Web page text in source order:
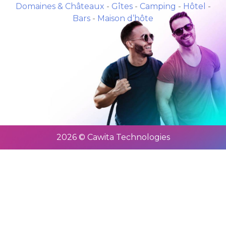
Domaines & Châteaux - Gîtes- Camping - Hôtel -
Bars - Maison d’hôte
2026 © Cawita Technologies